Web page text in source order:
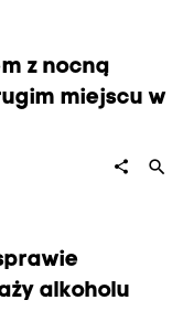
z nocną
miejscu w
share search
alkoholu